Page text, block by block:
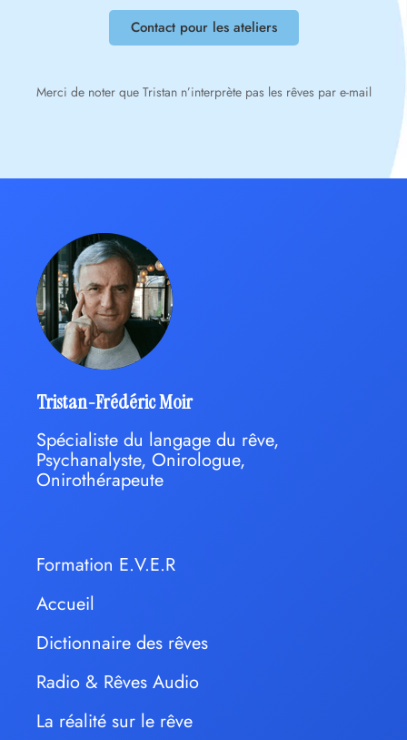
Contact pour les ateliers
Merci de noter que Tristan n’interprète pas les rêves par e-mail
Tristan-Frédéric Moir
Spécialiste du langage du rêve,
Psychanalyste, Onirologue,
Onirothérapeute
Formation E.V.E.R
Accueil
Dictionnaire des rêves
Radio & Rêves Audio
La réalité sur le rêve